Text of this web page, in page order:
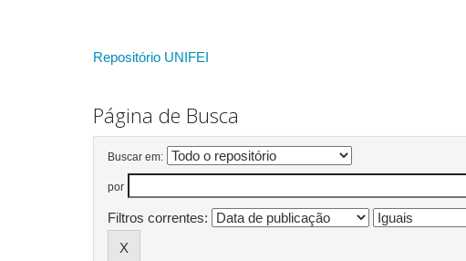
Repositório UNIFEI
Página de Busca
Buscar em:
por
Filtros correntes: